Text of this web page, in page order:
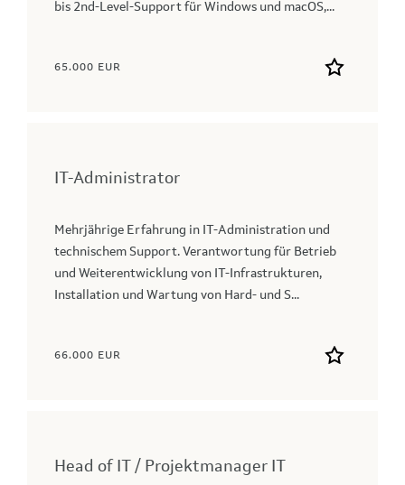
bis 2nd‑Level-Support für Windows und macOS,...
65.000 EUR
IT-Administrator
Mehrjährige Erfahrung in IT-Administration und
technischem Support. Verantwortung für Betrieb
und Weiterentwicklung von IT-Infrastrukturen,
Installation und Wartung von Hard- und S...
66.000 EUR
Head of IT / Projektmanager IT